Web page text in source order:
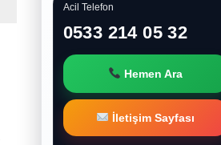
Acil Telefon
0533 214 05 32
Hemen Ara
İletişim Sayfası